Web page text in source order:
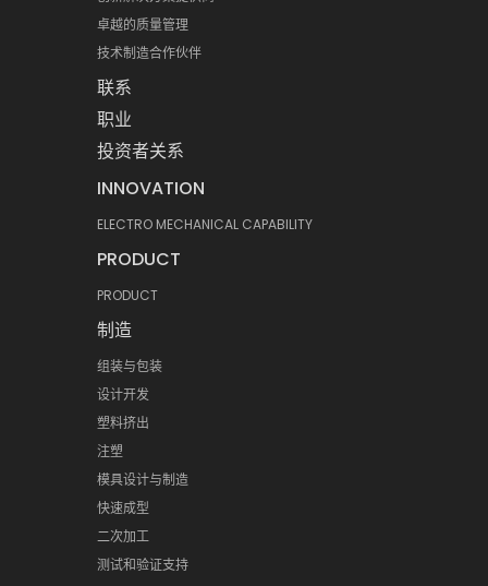
卓越的质量管理
技术制造合作伙伴
联系
职业
投资者关系
INNOVATION
ELECTRO MECHANICAL CAPABILITY
PRODUCT
PRODUCT
制造
组装与包装
设计开发
塑料挤出
注塑
模具设计与制造
快速成型
二次加工
测试和验证支持